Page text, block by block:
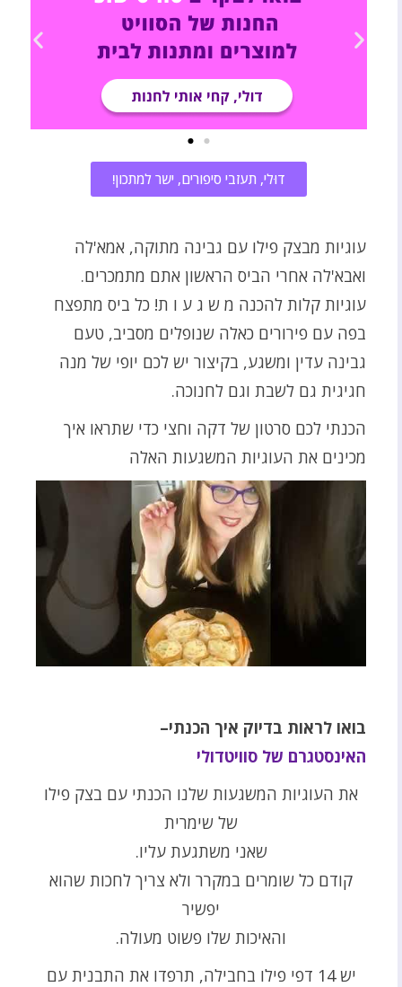
דוּלי, תעזבי סיפורים, ישר למתכון!
עוגיות מבצק פילו עם גבינה מתוקה, אמא'לה
ואבא'לה אחרי הביס הראשון אתם מתמכרים.
עוגיות קלות להכנה מ ש ג ע ו ת! כל ביס מתפצח
בפה עם פירורים כאלה שנופלים מסביב, טעם
גבינה עדין ומשגע, בקיצור יש לכם יופי של מנה
חגיגית גם לשבת וגם לחנוכה.
הכנתי לכם סרטון של דקה וחצי כדי שתראו איך
מכינים את העוגיות המשגעות האלה
בואו לראות בדיוק איך הכנתי–
האינסטגרם של סוויטדולי
את העוגיות המשגעות שלנו הכנתי עם בצק פילו
של שימרית
שאני משתגעת עליו.
קודם כל שומרים במקרר ולא צריך לחכות שהוא
יפשיר
והאיכות שלו פשוט מעולה.
יש 14 דפי פילו בחבילה, תרפדו את התבנית עם